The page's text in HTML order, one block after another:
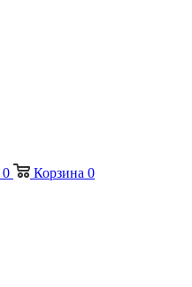
0 Корзина 0